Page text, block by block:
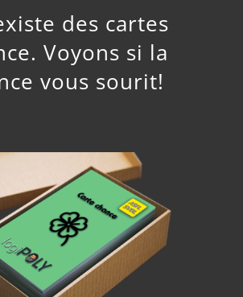
des cartes
Voyons si la
vous sourit!